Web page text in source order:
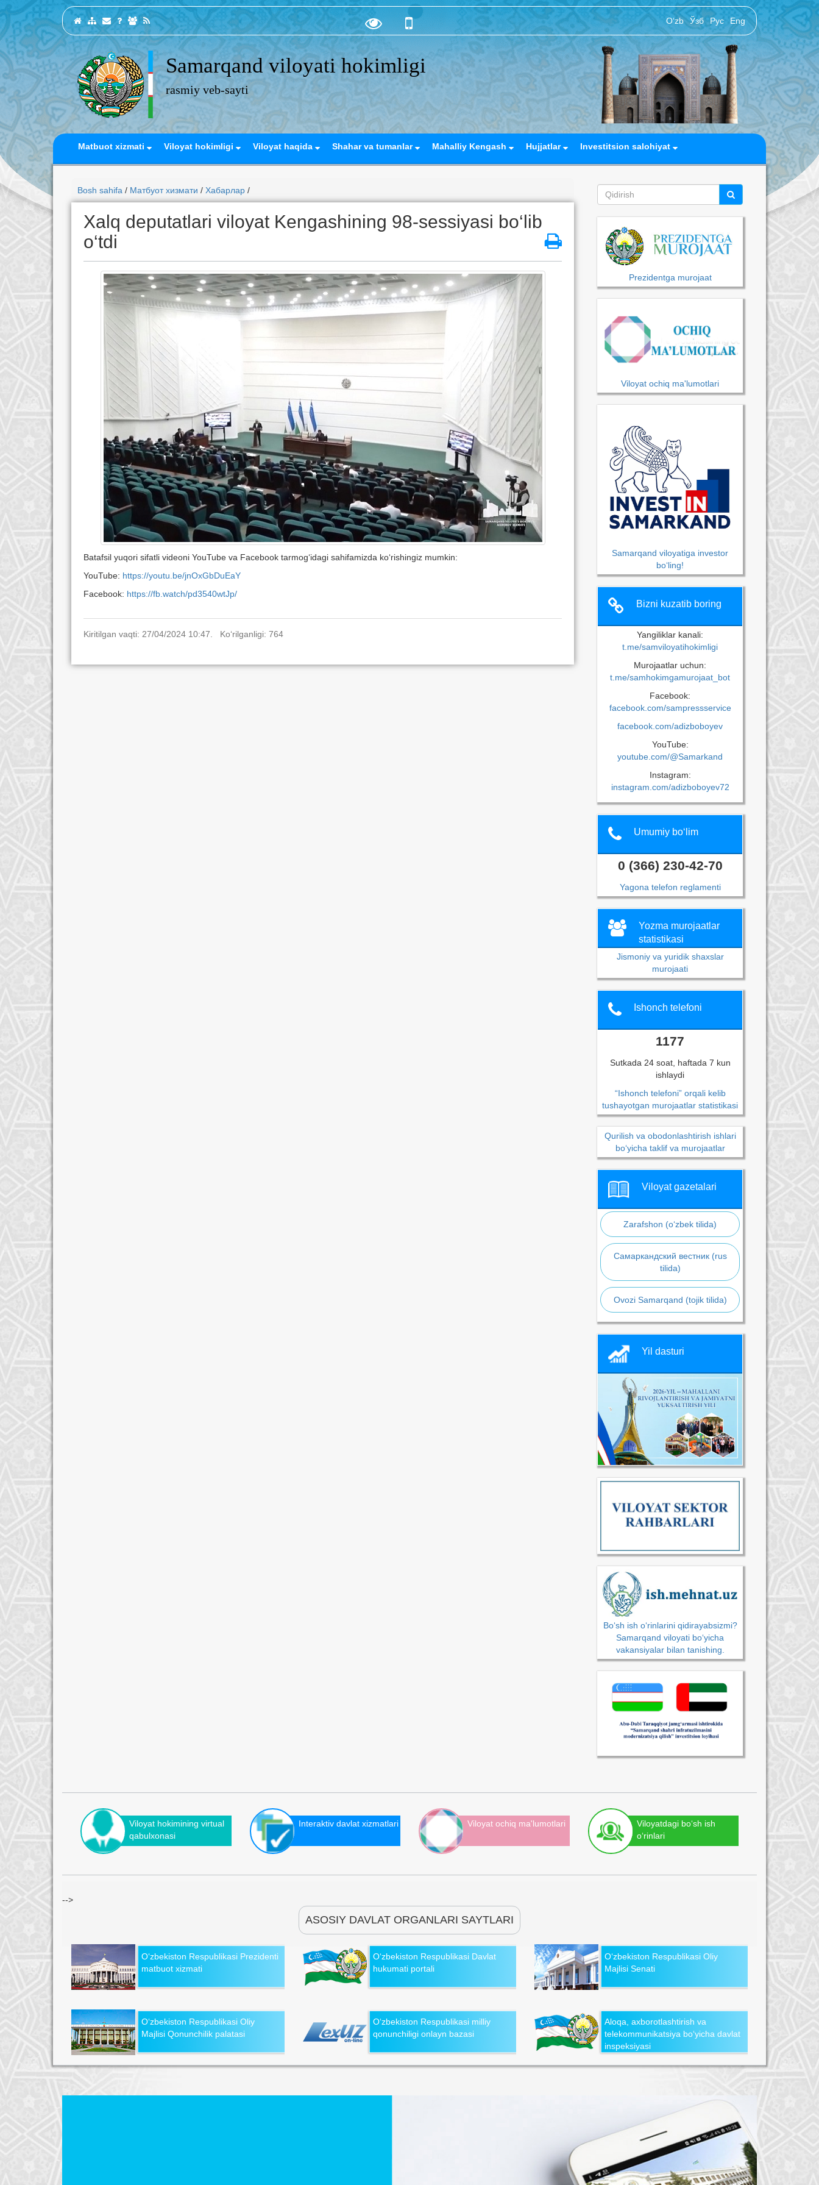
O‘zb Ўзб Рус Eng
Samarqand viloyati hokimligi
rasmiy veb-sayti
Matbuot xizmati Viloyat hokimligi Viloyat haqida Shahar va tumanlar Mahalliy Kengash Hujjatlar Investitsion salohiyat
Bosh sahifa / Матбуот хизмати / Хабарлар /
Xalq deputatlari viloyat Kengashining 98-sessiyasi bo‘lib
o‘tdi
Batafsil yuqori sifatli videoni YouTube va Facebook tarmog‘idagi sahifamizda ko‘rishingiz mumkin:
YouTube: https://youtu.be/jnOxGbDuEaY
Facebook: https://fb.watch/pd3540wtJp/
Kiritilgan vaqti: 27/04/2024 10:47. Ko‘rilganligi: 764
Prezidentga murojaat
Viloyat ochiq ma'lumotlari
Samarqand viloyatiga investor
bo‘ling!
Bizni kuzatib boring
Yangiliklar kanali:
t.me/samviloyatihokimligi
Murojaatlar uchun:
t.me/samhokimgamurojaat_bot
Facebook:
facebook.com/sampressservice
facebook.com/adizboboyev
YouTube:
youtube.com/@Samarkand
Instagram:
instagram.com/adizboboyev72
Umumiy bo‘lim
0 (366) 230-42-70
Yagona telefon reglamenti
Yozma murojaatlar
statistikasi
Jismoniy va yuridik shaxslar
murojaati
Ishonch telefoni
1177
Sutkada 24 soat, haftada 7 kun
ishlaydi
“Ishonch telefoni” orqali kelib
tushayotgan murojaatlar statistikasi
Qurilish va obodonlashtirish ishlari
bo‘yicha taklif va murojaatlar
Viloyat gazetalari
Zarafshon (o‘zbek tilida)
Самаркандский вестник (rus
tilida)
Ovozi Samarqand (tojik tilida)
Yil dasturi
Bo‘sh ish o‘rinlarini qidirayabsizmi?
Samarqand viloyati bo‘yicha
vakansiyalar bilan tanishing.
Viloyat hokimining virtual
qabulxonasi
Interaktiv davlat xizmatlari Viloyat ochiq ma'lumotlari
Viloyatdagi bo‘sh ish
o‘rinlari
-->
ASOSIY DAVLAT ORGANLARI SAYTLARI
O‘zbekiston Respublikasi Prezidenti
matbuot xizmati
O‘zbekiston Respublikasi Davlat
hukumati portali
O‘zbekiston Respublikasi Oliy
Majlisi Senati
O‘zbekiston Respublikasi Oliy
Majlisi Qonunchilik palatasi
O‘zbekiston Respublikasi milliy
qonunchiligi onlayn bazasi
Aloqa, axborotlashtirish va
telekommunikatsiya bo‘yicha davlat
inspeksiyasi